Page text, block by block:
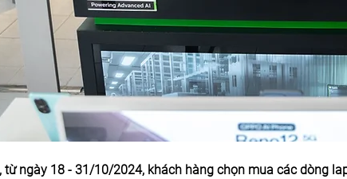
từ ngày 18 - 31/10/2024, khách hàng chọn mua các dòng